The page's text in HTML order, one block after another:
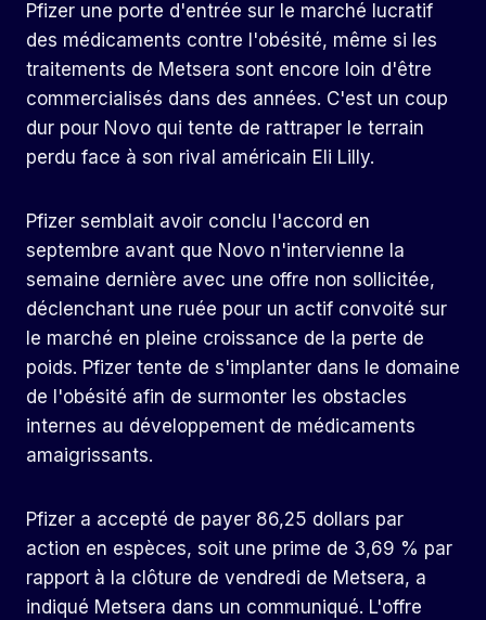
Pfizer une porte d'entrée sur le marché lucratif
des médicaments contre l'obésité, même si les
traitements de Metsera sont encore loin d'être
commercialisés dans des années. C'est un coup
dur pour Novo qui tente de rattraper le terrain
perdu face à son rival américain Eli Lilly.
Pfizer semblait avoir conclu l'accord en
septembre avant que Novo n'intervienne la
semaine dernière avec une offre non sollicitée,
déclenchant une ruée pour un actif convoité sur
le marché en pleine croissance de la perte de
poids. Pfizer tente de s'implanter dans le domaine
de l'obésité afin de surmonter les obstacles
internes au développement de médicaments
amaigrissants.
Pfizer a accepté de payer 86,25 dollars par
action en espèces, soit une prime de 3,69 % par
rapport à la clôture de vendredi de Metsera, a
indiqué Metsera dans un communiqué. L'offre